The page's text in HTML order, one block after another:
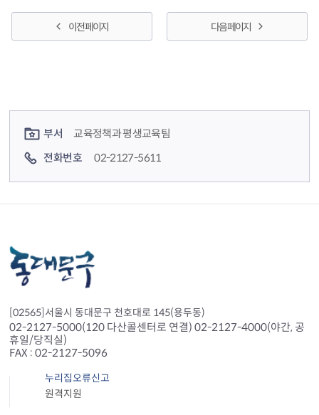
이전 페이지 다음 페이지
부서
교육정책과 평생교육팀
전화번호
02-2127-5611
[02565]서울시 동대문구 천호대로 145(용두동)
02-2127-5000(120 다산콜센터로 연결) 02-2127-4000(야간, 공
휴일/당직실)
FAX : 02-2127-5096
누리집오류신고
원격지원